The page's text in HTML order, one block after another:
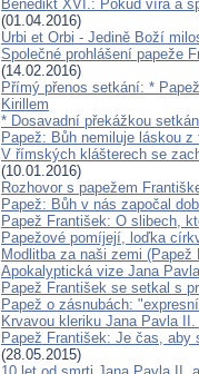
Benedikt XVI.: Pokud víra a
(01.04.2016)
Urbi et Orbi - Jedině Boží
Společné prohlášení papeže
(14.02.2016)
Přímý přenos setkání: *
Kirillem
* Dosavadní překážkou
Papež: Bůh nemiluje láskou z
V římských klášterech se
(10.01.2016)
Rozhovor s papežem
Papež: Bůh v nás započal
Papež František: O slibech,
Papežové pomíjejí, loďka
Modlitba za naši zemi (Papež
Apokalyptická vize Jana
Papež František se setkal s
Papež o zásnubách:
Krvavou kleriku Jana Pavla
Papež František: Je čas,
(28.05.2015)